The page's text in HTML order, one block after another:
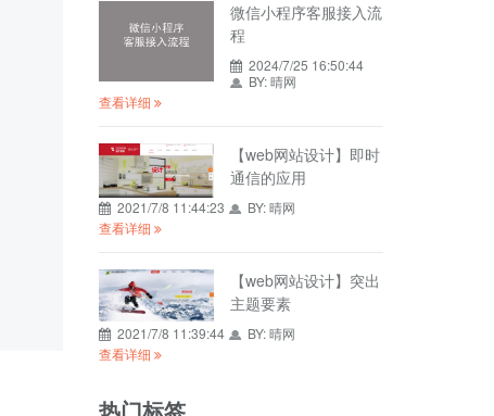
微信小程序客服接入流
程
2024/7/25 16:50:44
BY:晴网
查看详细
【web网站设计】即时
通信的应用
2021/7/8 11:44:23 BY:晴网
查看详细
【web网站设计】突出
主题要素
2021/7/8 11:39:44 BY:晴网
查看详细